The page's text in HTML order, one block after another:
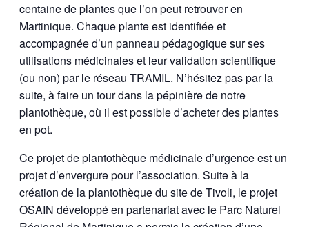
centaine de plantes que l’on peut retrouver en
Martinique. Chaque plante est identifiée et
accompagnée d’un panneau pédagogique sur ses
utilisations médicinales et leur validation scientifique
(ou non) par le réseau TRAMIL. N’hésitez pas par la
suite, à faire un tour dans la pépinière de notre
plantothèque, où il est possible d’acheter des plantes
en pot.
Ce projet de plantothèque médicinale d’urgence est un
projet d’envergure pour l’association. Suite à la
création de la plantothèque du site de Tivoli, le projet
OSAIN développé en partenariat avec le Parc Naturel